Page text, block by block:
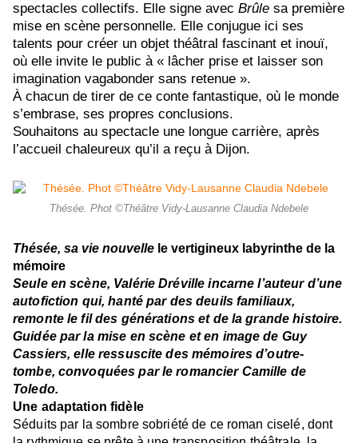
spectacles collectifs. Elle signe avec Brûle sa première
mise en scène personnelle. Elle conjugue ici ses
talents pour créer un objet théâtral fascinant et inouï,
où elle invite le public à « lâcher prise et laisser son
imagination vagabonder sans retenue ».
À chacun de tirer de ce conte fantastique, où le monde
s’embrase, ses propres conclusions.
Souhaitons au spectacle une longue carrière, après
l’accueil chaleureux qu’il a reçu à Dijon.
Thésée. Phot ©Théâtre Vidy-Lausanne Claudia Ndebele
Thésée, sa vie nouvelle le vertigineux labyrinthe de la
mémoire
Seule en scène, Valérie Dréville incarne l’auteur d’une
autofiction qui, hanté par des deuils familiaux,
remonte le fil des générations et de la grande histoire.
Guidée par la mise en scène et en image de Guy
Cassiers, elle ressuscite des mémoires d’outre-
tombe, convoquées par le romancier Camille de
Toledo.
Une adaptation fidèle
Séduits par la sombre sobriété de ce roman ciselé, dont